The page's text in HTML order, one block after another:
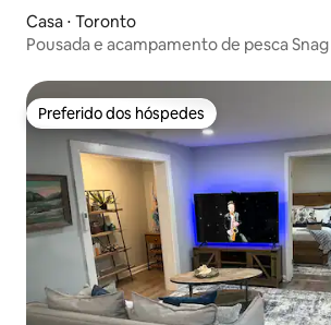
Casa ⋅ Toronto
Pousada e acampamento de pesca
Preferido dos hóspedes
Preferido dos hóspedes